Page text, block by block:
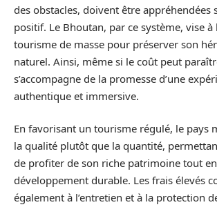
des obstacles, doivent être appréhendées
positif. Le Bhoutan, par ce système, vise
tourisme de masse pour préserver son
naturel. Ainsi, même si le coût peut
s’accompagne de la promesse d’une
authentique et immersive.
En favorisant un tourisme régulé, le pays
la qualité plutôt que la quantité,
de profiter de son riche patrimoine tout
développement durable. Les frais élevés
également à l’entretien et à la protection